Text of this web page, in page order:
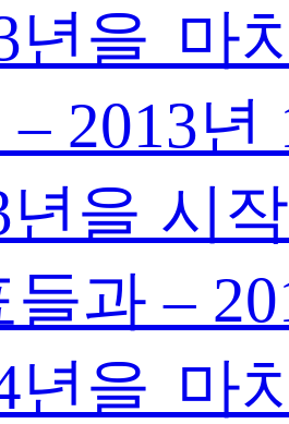
년을 마
2013년
년을 시
과 –
년을 마